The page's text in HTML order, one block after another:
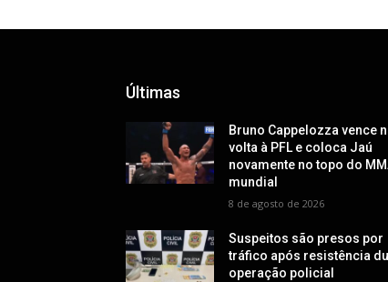
Últimas
Bruno Cappelozza vence
volta à PFL e coloca Jaú
novamente no topo do
mundial
8 de agosto de 2026
Suspeitos são presos por
tráfico após resistência
operação policial